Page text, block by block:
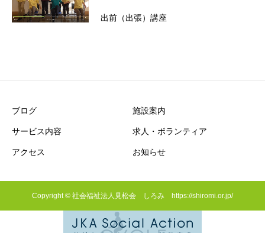
出前（出張）講座
ブログ 施設案内
サービス内容 求人・ボランティア
アクセス お知らせ
Copyright © 社会福祉法人見松会 しろみ https://shiromi.or.jp/